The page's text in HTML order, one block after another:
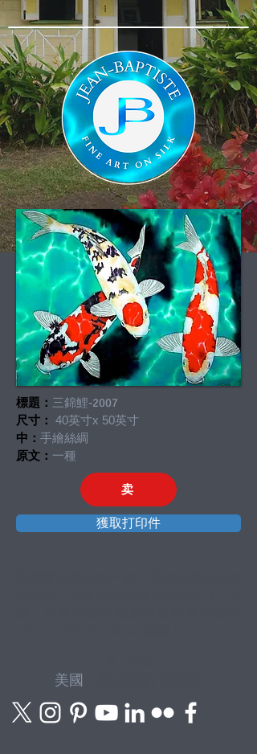
標題： 三錦鯉-2007
尺寸： 40英寸x 50英寸
中： 手繪絲綢
原文： 一種
卖
獲取打印件
美國